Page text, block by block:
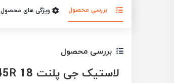
بررسی محصول ویژگی های محصول
بررسی محصول
لاستیک جی پلنت 225/45R 18 گل CP672: ویژگی‌ها، مزایا و کاربردها